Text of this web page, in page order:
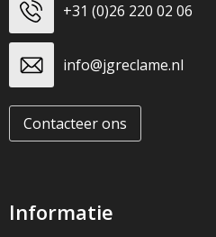
+31 (0)26 220 02 06
info@jgreclame.nl
Contacteer ons
Informatie